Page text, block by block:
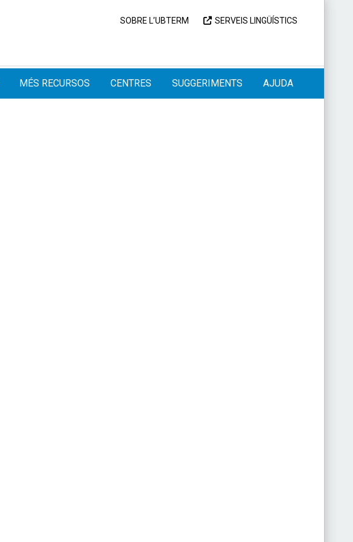
SOBRE L’UBTERM SERVEIS LINGÜÍSTICS
MÉS RECURSOS CENTRES SUGGERIMENTS AJUDA